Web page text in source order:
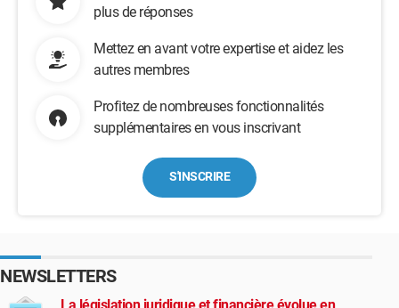
plus de réponses
Mettez en avant votre expertise et aidez les
autres membres
Profitez de nombreuses fonctionnalités
supplémentaires en vous inscrivant
S'INSCRIRE
NEWSLETTERS